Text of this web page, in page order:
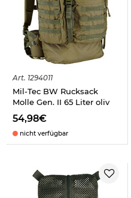
Art. 1294011
Mil-Tec BW Rucksack
Molle Gen. II 65 Liter oliv
54,98€
nicht verfügbar